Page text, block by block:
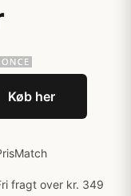
Køb her
fragt over kr. 349